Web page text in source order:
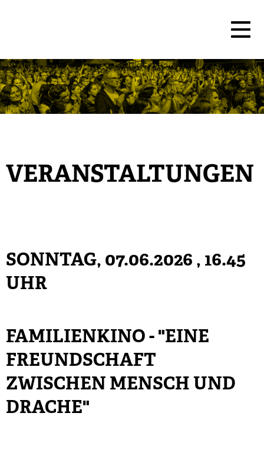
VERANSTALTUNGEN
SONNTAG, 07.06.2026 , 16.45
UHR
FAMILIENKINO - "EINE
FREUNDSCHAFT
ZWISCHEN MENSCH UND
DRACHE"